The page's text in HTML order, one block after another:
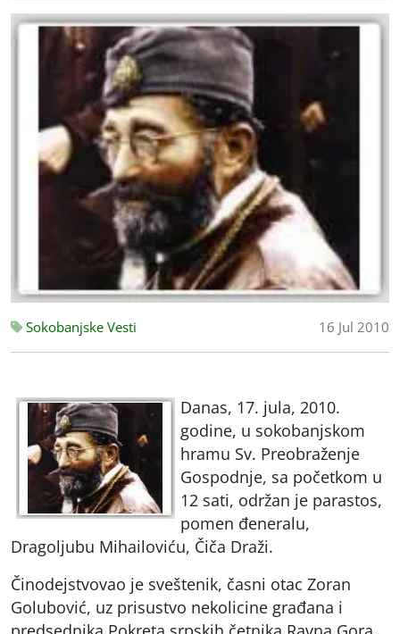
Sokobanjske Vesti 16 Jul 2010
Danas, 17. jula, 2010.
godine, u sokobanjskom
hramu Sv. Preobraženje
Gospodnje, sa početkom u
12 sati, održan je parastos,
pomen đeneralu,
Dragoljubu Mihailoviću, Čiča Draži.
Činodejstvovao je sveštenik, časni otac Zoran
Golubović, uz prisustvo nekolicine građana i